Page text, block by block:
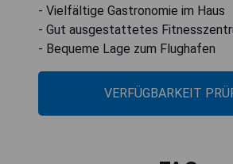
- Vielfältige Gastronomie im Haus
- Gut ausgestattetes
- Bequeme Lage zum Flughafen
VERFÜGBARKEIT